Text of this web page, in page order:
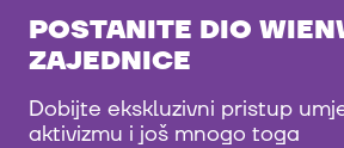
POSTANITE DIO
ZAJEDNICE
Dobijte ekskluzivni pristup
aktivizmu i još mnogo toga